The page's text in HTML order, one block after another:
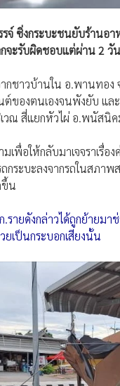
รจ์ ซิ่งกระบะชนยับร้าน
ะรับผิดชอบแต่ผ่าน 2 วั
กชาวบ้านใน อ.พานทอ
ต์ของตนเองจนพังยับ แ
วณ สี่แยกหัวไผ่ อ.พนัสนิ
เพื่อให้กลับมาเจจราเรื่
กระบะลงจากรถในสภา
ขึ้น
ายดังกล่าวได้ถูกย้ายมา
เป็นกระบอกเสียงนั้น